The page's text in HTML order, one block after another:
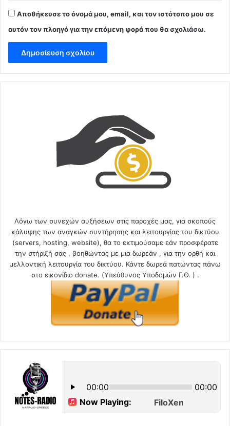
Αποθήκευσε το όνομά μου, email, και τον ιστότοπο μου σε
αυτόν τον πλοηγό για την επόμενη φορά που θα σχολιάσω.
Λόγω των συνεχών αυξήσεων στις παροχές μας, για σκοπούς
κάλυψης των αναγκών συντήρησης και λειτουργίας του δικτύου
(servers, hosting, website), θα το εκτιμούσαμε εάν προσφέρατε
την στήριξή σας , βοηθώντας με μια δωρεάν , για την ορθή και
μελλοντική λειτουργία του δικτύου. Κάντε δωρεά πατώντας πάνω
στο εικονίδιο donate. (Υπεύθυνος Υποδομών Γ.Θ. ) .